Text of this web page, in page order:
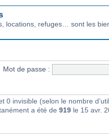
locations, refuges… sont les
Mot de passe :
0 invisible (selon le nombre
a été de 919 le 15 avr.